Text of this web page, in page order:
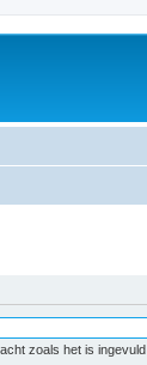
zoals het is ingevuld